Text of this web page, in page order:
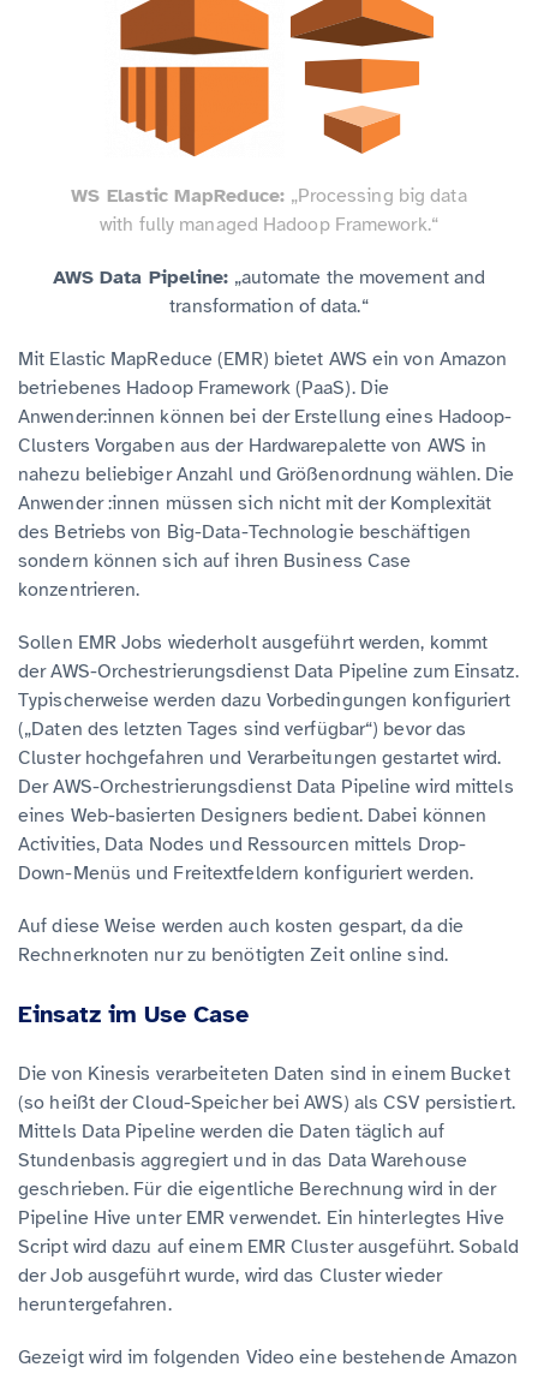
WS Elastic MapReduce: „Processing big data
with fully managed Hadoop Framework.“
AWS Data Pipeline: „automate the movement and
transformation of data.“
Mit Elastic MapReduce (EMR) bietet AWS ein von Amazon
betriebenes Hadoop Framework (PaaS). Die
Anwender:innen können bei der Erstellung eines Hadoop-
Clusters Vorgaben aus der Hardwarepalette von AWS in
nahezu beliebiger Anzahl und Größenordnung wählen. Die
Anwender :innen müssen sich nicht mit der Komplexität
des Betriebs von Big-Data-Technologie beschäftigen
sondern können sich auf ihren Business Case
konzentrieren.
Sollen EMR Jobs wiederholt ausgeführt werden, kommt
der AWS-Orchestrierungsdienst Data Pipeline zum Einsatz.
Typischerweise werden dazu Vorbedingungen konfiguriert
(„Daten des letzten Tages sind verfügbar“) bevor das
Cluster hochgefahren und Verarbeitungen gestartet wird.
Der AWS-Orchestrierungsdienst Data Pipeline wird mittels
eines Web-basierten Designers bedient. Dabei können
Activities, Data Nodes und Ressourcen mittels Drop-
Down-Menüs und Freitextfeldern konfiguriert werden.
Auf diese Weise werden auch kosten gespart, da die
Rechnerknoten nur zu benötigten Zeit online sind.
Einsatz im Use Case
Die von Kinesis verarbeiteten Daten sind in einem Bucket
(so heißt der Cloud-Speicher bei AWS) als CSV persistiert.
Mittels Data Pipeline werden die Daten täglich auf
Stundenbasis aggregiert und in das Data Warehouse
geschrieben. Für die eigentliche Berechnung wird in der
Pipeline Hive unter EMR verwendet. Ein hinterlegtes Hive
Script wird dazu auf einem EMR Cluster ausgeführt. Sobald
der Job ausgeführt wurde, wird das Cluster wieder
heruntergefahren.
Gezeigt wird im folgenden Video eine bestehende Amazon